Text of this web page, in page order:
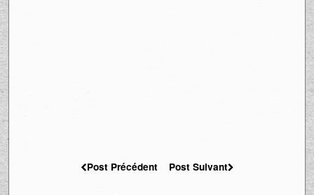
Post Précédent Post Suivant